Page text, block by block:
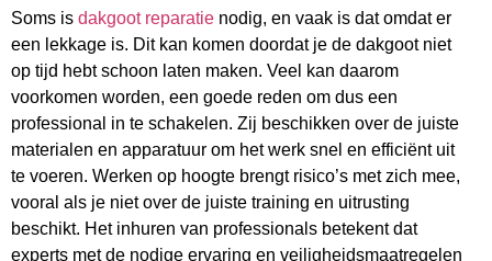
Soms is dakgoot reparatie nodig, en vaak is dat omdat er
een lekkage is. Dit kan komen doordat je de dakgoot niet
op tijd hebt schoon laten maken. Veel kan daarom
voorkomen worden, een goede reden om dus een
professional in te schakelen. Zij beschikken over de juiste
materialen en apparatuur om het werk snel en efficiënt uit
te voeren. Werken op hoogte brengt risico’s met zich mee,
vooral als je niet over de juiste training en uitrusting
beschikt. Het inhuren van professionals betekent dat
experts met de nodige ervaring en veiligheidsmaatregelen